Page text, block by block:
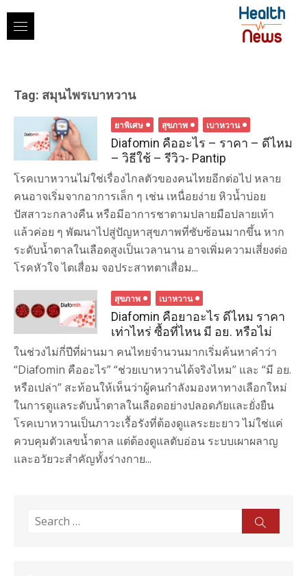
content
Tag: สมุนไพรเบาหวาน
ยาพิเศษ สุขภาพ เบาหวาน
Diafomin คืออะไร – ราคา – ดีไหม
– วิธีใช้ – รีวิว- Pantip
โรคเบาหวานไม่ใช่เรื่องไกลตัวของคนไทยอีกต่อไป หลาย
คนอาจเริ่มจากอาการเล็ก ๆ เช่น เหนื่อยง่าย หิวน้ำบ่อย
ปัสสาวะกลางคืน หรือมีอาการชาตามปลายมือปลายเท้า
แล้วค่อย ๆ พัฒนาไปสู่ปัญหาสุขภาพที่ซับซ้อนมากขึ้น หาก
ระดับน้ำตาลในเลือดสูงเป็นเวลานาน อาจเพิ่มความเสี่ยงต่อ
โรคหัวใจ ไตเสื่อม จอประสาทตาเสื่อม...
สุขภาพ เบาหวาน
Diafomin คือยาอะไร ดีไหม ราคา
เท่าไหร่ ซื้อที่ไหน มี อย. หรือไม่
ในช่วงไม่กี่ปีที่ผ่านมา คนไทยจำนวนมากเริ่มค้นหาคำว่า
“Diafomin คืออะไร” “ช่วยเบาหวานได้จริงไหม” และ “มี อย.
หรือเปล่า” สะท้อนให้เห็นว่าผู้คนกำลังมองหาทางเลือกใหม่
ในการดูแลระดับน้ำตาลในเลือดอย่างปลอดภัยและยั่งยืน
โรคเบาหวานเป็นภาวะเรื้อรังที่ต้องดูแลระยะยาว ไม่ใช่แค่
ควบคุมตัวเลขน้ำตาล แต่ต้องดูแลตับอ่อน ระบบเผาผลาญ
และอวัยวะสำคัญทั้งร่างกาย...
Search